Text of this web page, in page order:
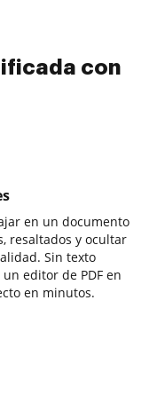
con
en un documento
resaltados y ocultar
Sin texto
editor de PDF en
en minutos.